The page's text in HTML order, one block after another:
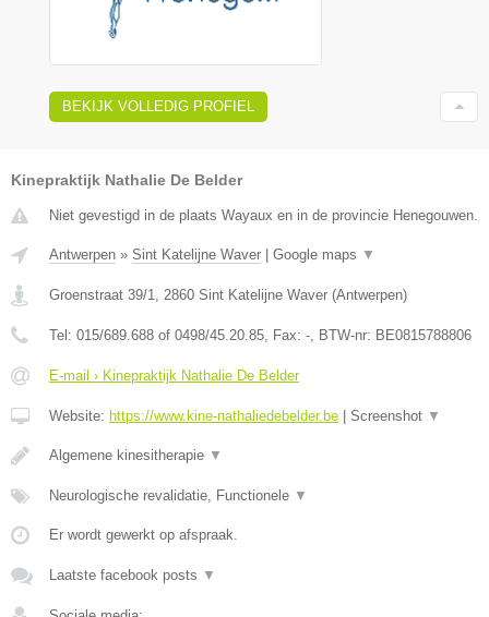
BEKIJK VOLLEDIG PROFIEL
Kinepraktijk Nathalie De Belder
Niet gevestigd in de plaats Wayaux en in de provincie Henegouwen.
Antwerpen » Sint Katelijne Waver | Google maps ▼
Groenstraat 39/1 2860 Sint Katelijne Waver (Antwerpen)
Tel: 015/689.688 of 0498/45.20.85 , Fax: - , BTW-nr: BE0815788806
E-mail › Kinepraktijk Nathalie De Belder
Website: https://www.kine-nathaliedebelder.be | Screenshot ▼
Algemene kinesitherapie ▼
Neurologische revalidatie, Functionele ▼
Er wordt gewerkt op afspraak.
Laatste facebook posts ▼